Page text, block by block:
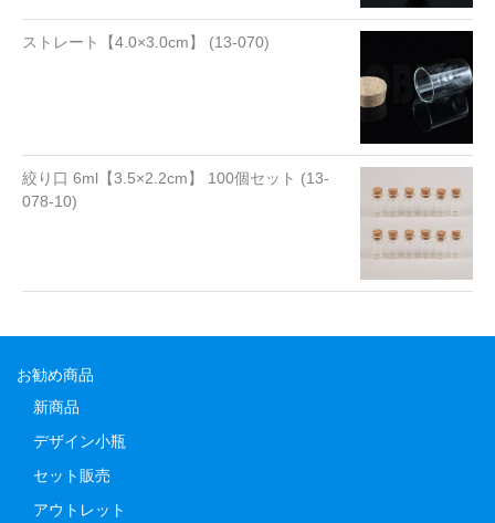
ストレート【4.0×3.0cm】 (13-070)
絞り口 6ml【3.5×2.2cm】 100個セット (13-
078-10)
お勧め商品
新商品
デザイン小瓶
セット販売
アウトレット